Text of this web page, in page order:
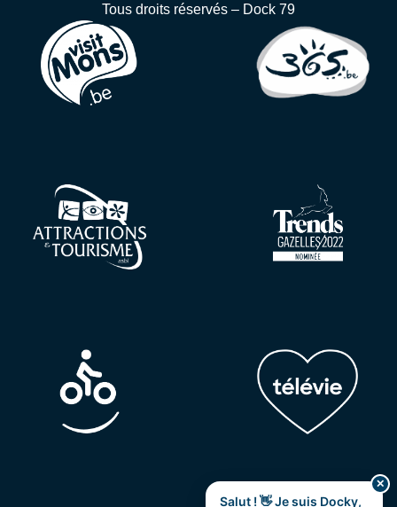
Tous droits réservés – Dock 79
✕
Salut ! 👋 Je suis Docky,